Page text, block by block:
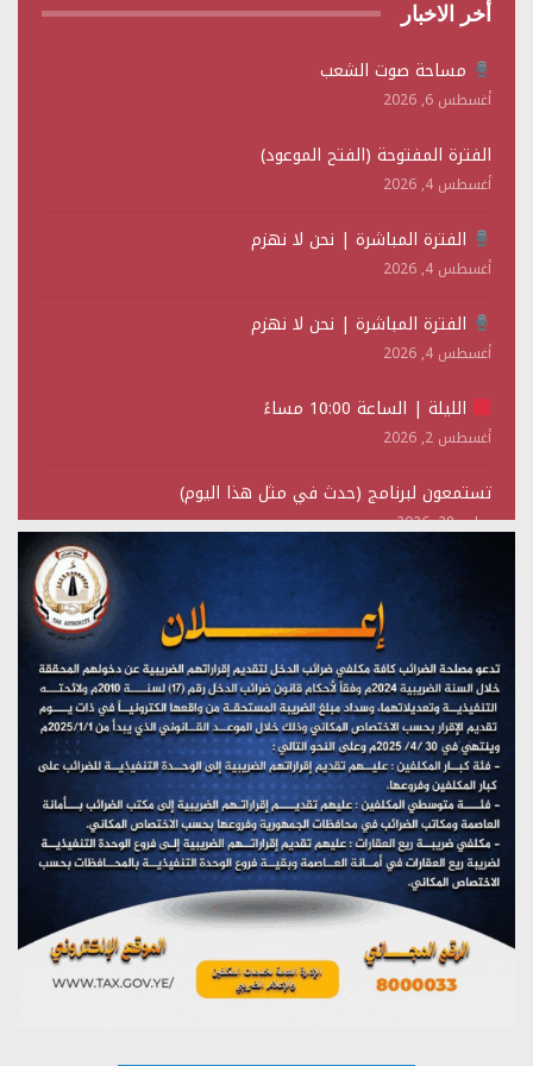
أخر الاخبار
مساحة صوت الشعب
أغسطس 6, 2026
الفترة المفتوحة (الفتح الموعود)
أغسطس 4, 2026
الفترة المباشرة | نحن لا نهزم
أغسطس 4, 2026
الفترة المباشرة | نحن لا نهزم
أغسطس 4, 2026
الليلة | الساعة 10:00 مساءً
أغسطس 2, 2026
تستمعون لبرنامج (حدث في مثل هذا اليوم)
يوليو 28, 2026
(نحن لا نهزم) بث مباشر
تستمعون لبرنامج (هندسة الوهم)
يوليو 28, 2026
مؤتمر صحفي لمركز عين الإنسانية حول جرائم تحالف العدوان
على اليمن
يوليو 27, 2026
تستمعون لبرنامج (مع السيد القائد)
يوليو 26, 2026